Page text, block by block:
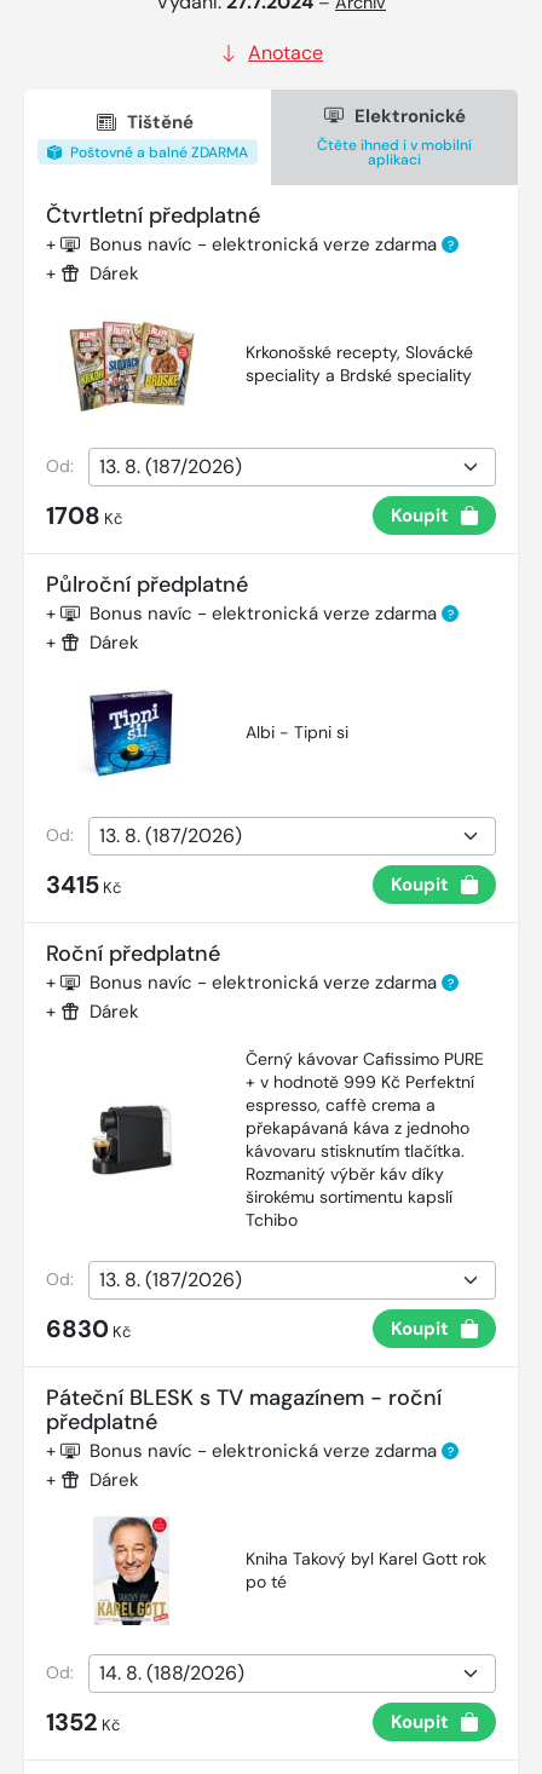
Anotace
Tištěné
Poštovné a balné ZDARMA
Elektronické
Čtěte ihned i v mobilní
aplikaci
Čtvrtletní předplatné
+ Bonus navíc - elektronická verze zdarma ?
+ Dárek
Krkonošské recepty, Slovácké
speciality a Brdské speciality
Od:
1708 Kč Koupit
Půlroční předplatné
+ Bonus navíc - elektronická verze zdarma ?
+ Dárek
Albi - Tipni si
Od:
3415 Kč Koupit
Roční předplatné
+ Bonus navíc - elektronická verze zdarma ?
+ Dárek
Černý kávovar Cafissimo PURE
+ v hodnotě 999 Kč Perfektní
espresso, caffè crema a
překapávaná káva z jednoho
kávovaru stisknutím tlačítka.
Rozmanitý výběr káv díky
širokému sortimentu kapslí
Tchibo
Od:
6830 Kč Koupit
Páteční BLESK s TV magazínem - roční
předplatné
+ Bonus navíc - elektronická verze zdarma ?
+ Dárek
Kniha Takový byl Karel Gott rok
po té
Od:
1352 Kč Koupit